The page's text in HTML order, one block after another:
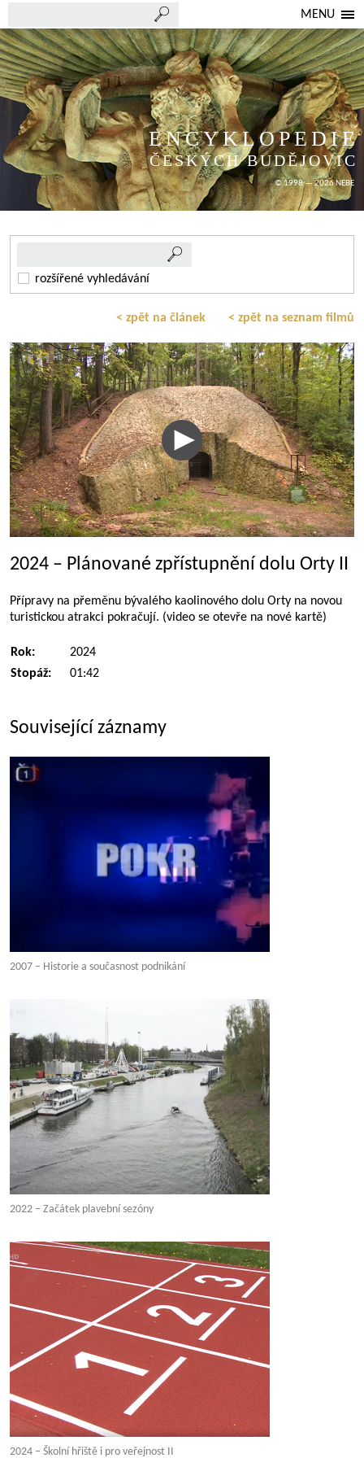
MENU
ENCYKLOPEDIE
ČESKÝCH BUDĚJOVIC
© 1998 — 2026 NEBE
rozšířené vyhledávání
< zpět na článek < zpět na seznam filmů
2024 – Plánované zpřístupnění dolu Orty II
Přípravy na přeměnu bývalého kaolinového dolu Orty na novou
turistickou atrakci pokračují. (video se otevře na nové kartě)
Rok:
2024
Stopáž:
01:42
Související záznamy
2007 – Historie a současnost podnikání
2022 – Začátek plavební sezóny
2024 – Školní hřiště i pro veřejnost II